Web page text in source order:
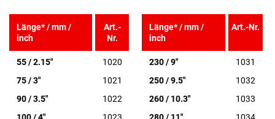
Länge* / mm /
inch
Art.-
Nr.
Länge* / mm /
inch
Art.-Nr.
55 / 2.15" 1020 230 / 9"
1031
75 / 3"
1021 250 / 9.5"
1032
90 / 3.5"
1022 260 / 10.3"
1033
100 / 4"
1023 280 / 11"
1034